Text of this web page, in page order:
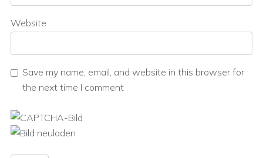
Website
Save my name, email, and website in this browser for
the next time I comment